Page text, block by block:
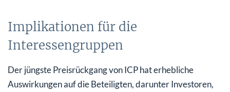
Implikationen für die
Interessengruppen
Der jüngste Preisrückgang von ICP hat erhebliche
Auswirkungen auf die Beteiligten, darunter Investoren,